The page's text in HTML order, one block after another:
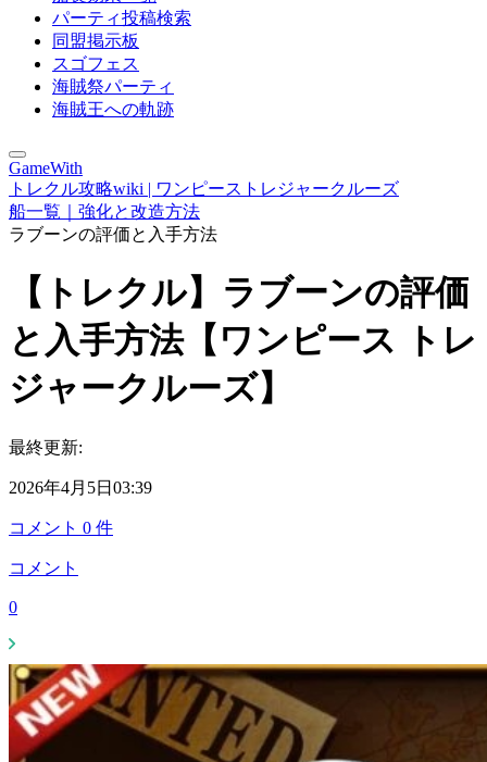
パーティ投稿検索
同盟掲示板
スゴフェス
海賊祭パーティ
海賊王への軌跡
GameWith
トレクル攻略wiki | ワンピーストレジャークルーズ
船一覧｜強化と改造方法
ラブーンの評価と入手方法
【トレクル】ラブーンの評価
と入手方法【ワンピース トレ
ジャークルーズ】
最終更新:
2026年4月5日03:39
コメント 0 件
コメント
0